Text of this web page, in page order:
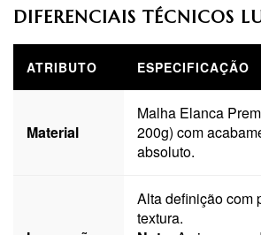
DIFERENCIAIS TÉCNICOS
ATRIBUTO ESPECIFICAÇÃO
Material
Malha Elanca
200g) com
absoluto.
Alta definição com
textura.